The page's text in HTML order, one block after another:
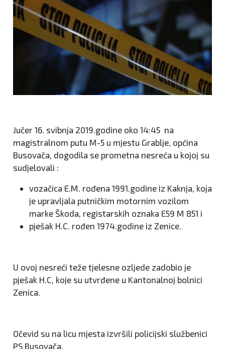
Jučer 16. svibnja 2019.godine oko 14:45 na
magistralnom putu M-5 u mjestu Grablje, općina
Busovača, dogodila se prometna nesreća u kojoj su
sudjelovali :
vozačica E.M. rođena 1991.godine iz Kaknja, koja
je upravljala putničkim motornim vozilom
marke Škoda, registarskih oznaka E59 M 851 i
pješak H.C. rođen 1974.godine iz Zenice.
U ovoj nesreći teže tjelesne ozljede zadobio je
pješak H.C, koje su utvrđene u Kantonalnoj bolnici
Zenica.
Očevid su na licu mjesta izvršili policijski službenici
PS Busovača.